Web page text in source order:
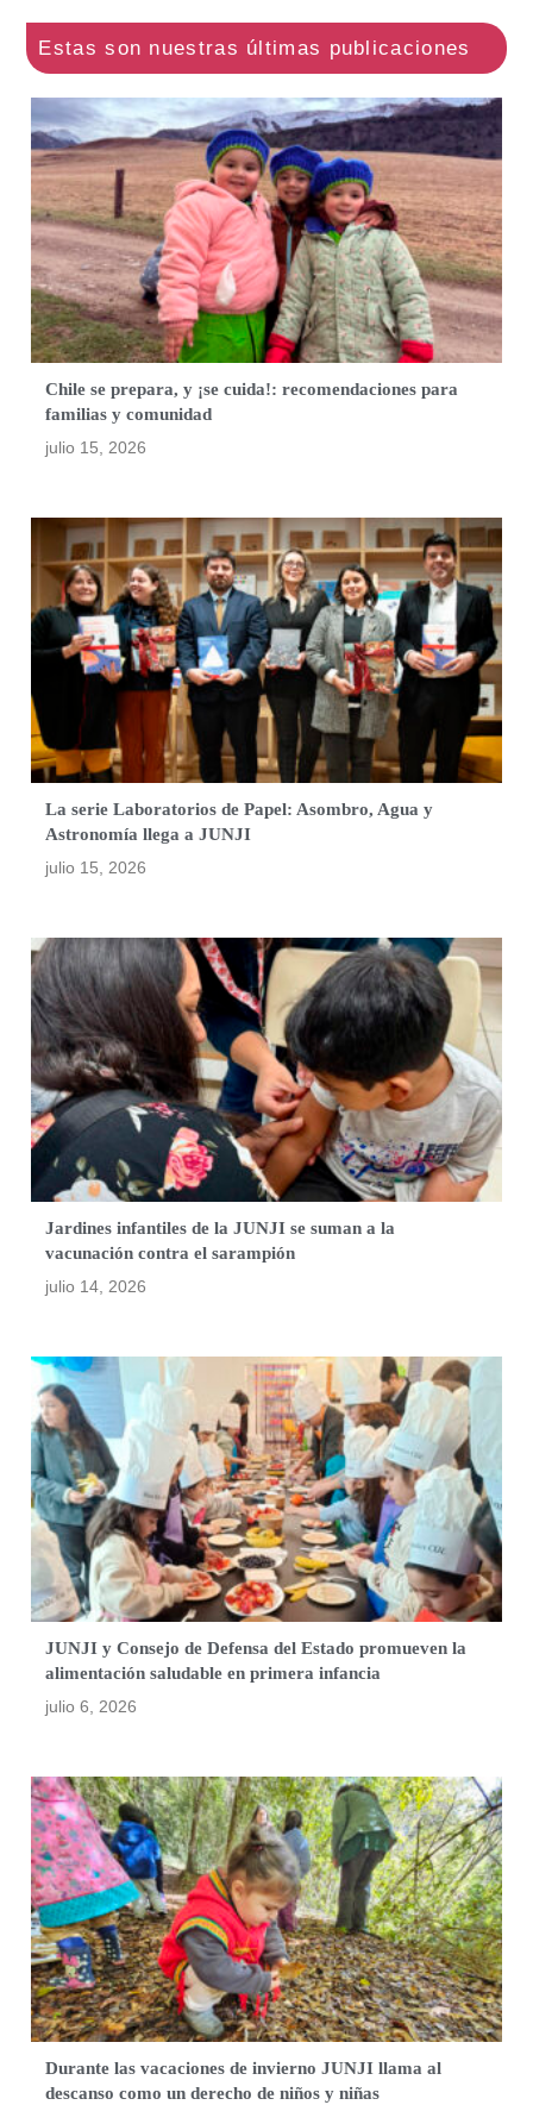
Chile se prepara, y ¡se cuida!: recomendaciones para
familias y comunidad
julio 15, 2026
La serie Laboratorios de Papel: Asombro, Agua y
Astronomía llega a JUNJI
julio 15, 2026
Jardines infantiles de la JUNJI se suman a la
vacunación contra el sarampión
julio 14, 2026
JUNJI y Consejo de Defensa del Estado promueven la
alimentación saludable en primera infancia
julio 6, 2026
Durante las vacaciones de invierno JUNJI llama al
descanso como un derecho de niños y niñas